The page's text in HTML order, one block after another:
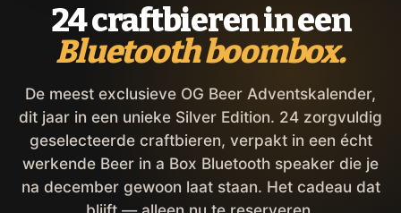
24 craftbieren in een
Bluetooth boombox.
De meest exclusieve OG Beer Adventskalender,
dit jaar in een unieke Silver Edition. 24 zorgvuldig
geselecteerde craftbieren, verpakt in een écht
werkende Beer in a Box Bluetooth speaker die je
na december gewoon laat staan. Het cadeau dat